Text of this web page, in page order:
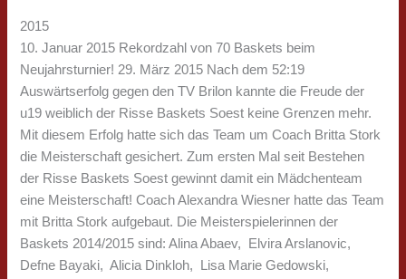
2015
10. Januar 2015 Rekordzahl von 70 Baskets beim
Neujahrsturnier! 29. März 2015 Nach dem 52:19
Auswärtserfolg gegen den TV Brilon kannte die Freude der
u19 weiblich der Risse Baskets Soest keine Grenzen mehr.
Mit diesem Erfolg hatte sich das Team um Coach Britta Stork
die Meisterschaft gesichert. Zum ersten Mal seit Bestehen
der Risse Baskets Soest gewinnt damit ein Mädchenteam
eine Meisterschaft! Coach Alexandra Wiesner hatte das Team
mit Britta Stork aufgebaut. Die Meisterspielerinnen der
Baskets 2014/2015 sind: Alina Abaev, Elvira Arslanovic,
Defne Bayaki, Alicia Dinkloh, Lisa Marie Gedowski,